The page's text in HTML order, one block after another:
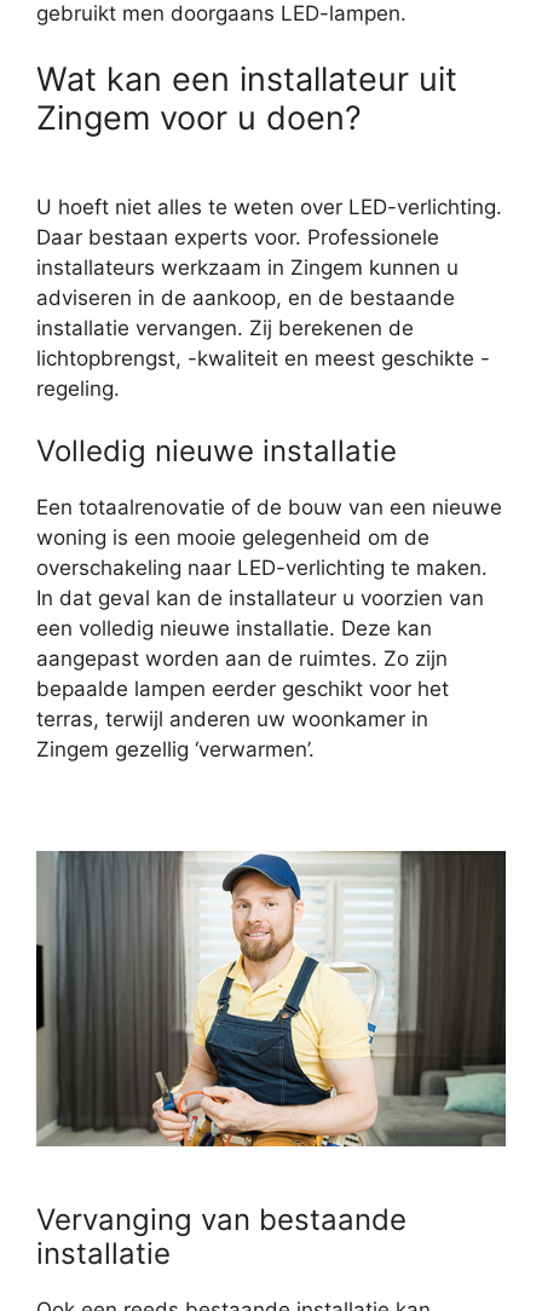
gebruikt men doorgaans LED-lampen.
Wat kan een installateur uit
Zingem voor u doen?
U hoeft niet alles te weten over LED-verlichting.
Daar bestaan experts voor. Professionele
installateurs werkzaam in Zingem kunnen u
adviseren in de aankoop, en de bestaande
installatie vervangen. Zij berekenen de
lichtopbrengst, -kwaliteit en meest geschikte -
regeling.
Volledig nieuwe installatie
Een totaalrenovatie of de bouw van een nieuwe
woning is een mooie gelegenheid om de
overschakeling naar LED-verlichting te maken.
In dat geval kan de installateur u voorzien van
een volledig nieuwe installatie. Deze kan
aangepast worden aan de ruimtes. Zo zijn
bepaalde lampen eerder geschikt voor het
terras, terwijl anderen uw woonkamer in
Zingem gezellig ‘verwarmen’.
Vervanging van bestaande
installatie